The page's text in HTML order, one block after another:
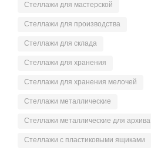
Стеллажи для мастерской
Стеллажи для производства
Стеллажи для склада
Стеллажи для хранения
Стеллажи для хранения мелочей
Стеллажи металлические
Стеллажи металлические для архива
Стеллажи с пластиковыми ящиками